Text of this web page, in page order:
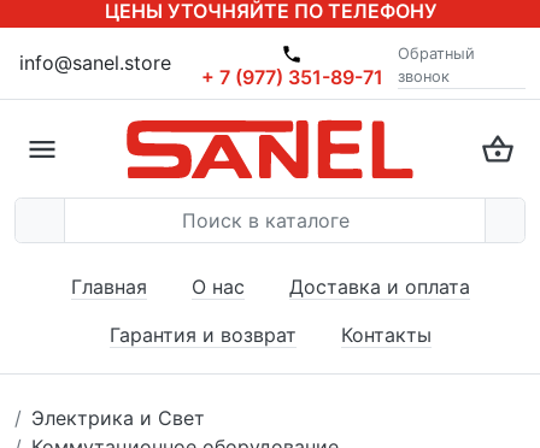
ЦЕНЫ УТОЧНЯЙТЕ ПО ТЕЛЕФОНУ
info@sanel.store
+ 7 (977) 351-89-71
Обратный
звонок
Главная О нас
Доставка и оплата
Гарантия и возврат
Контакты
Электрика и Свет